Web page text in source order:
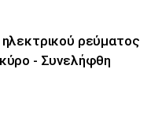
ηλεκτρικού ρεύματος
- Συνελήφθη